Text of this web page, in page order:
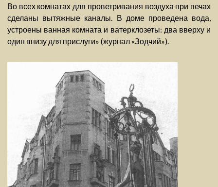
Во всех комнатах для проветривания воздуха при печах
сделаны вытяжные каналы. В доме проведена вода,
устроены ванная комната и ватерклозеты: два вверху и
один внизу для прислуги» (журнал «Зодчий»).